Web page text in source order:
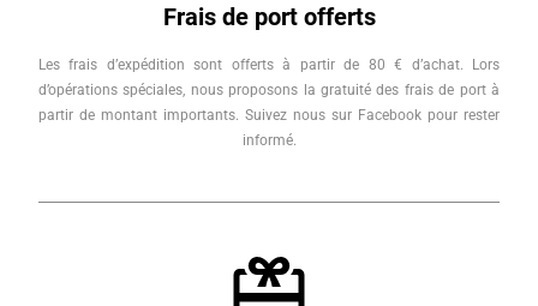
Frais de port offerts
Les frais d’expédition sont offerts à partir de 80 € d’achat. Lors
d’opérations spéciales, nous proposons la gratuité des frais de port à
partir de montant importants. Suivez nous sur Facebook pour rester
informé.